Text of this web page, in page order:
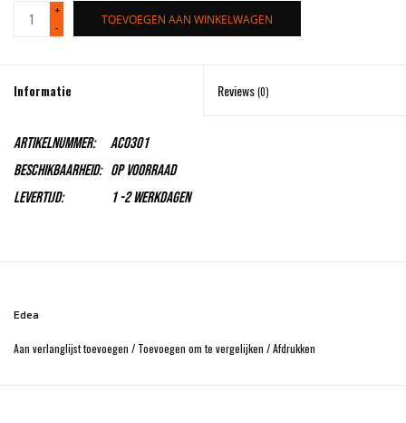
+
-
TOEVOEGEN AAN WINKELWAGEN
Informatie Reviews(0)
Artikelnummer:
AC0301
Beschikbaarheid: Op voorraad
Levertijd:
1 -2 Werkdagen
Edea
Aan verlanglijst toevoegen / Toevoegen om te vergelijken /Afdrukken